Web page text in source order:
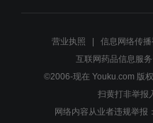
营业执照 信息网络传
互联网药品信息服
©2006-现在 Youku.com 版
扫黄打非举报
网络内容从业者违规举